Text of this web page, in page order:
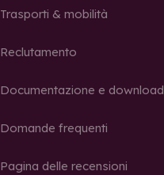
Trasporti & mobilità
Reclutamento
Documentazione e download
Domande frequenti
Pagina delle recensioni